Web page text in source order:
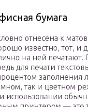
бумага
отнесена к
известно, тот, и
на ней печатают.
для печати
заполнения
так и цветном
использовании